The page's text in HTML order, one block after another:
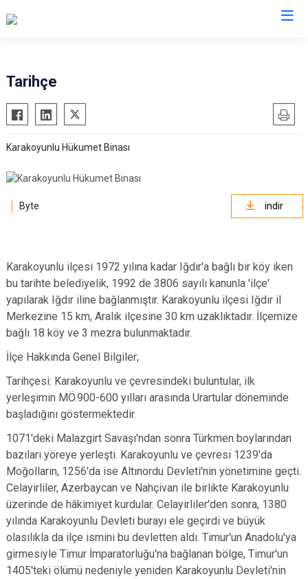
Aralık
Karakoyunlu
Tuzluca
Merkez
Tarihçe
Karakoyunlu Hükumet Binası
Byte indir
Karakoyunlu ilçesi 1972 yılına kadar Iğdır'a bağlı bir köy iken
bu tarihte belediyelik, 1992 de 3806 sayılı kanunla 'ilçe'
yapılarak Iğdır iline bağlanmıştır. Karakoyunlu ilçesi Iğdır il
Merkezine 15 km, Aralık ilçesine 30 km uzaklıktadır. İlçemize
bağlı 18 köy ve 3 mezra bulunmaktadır.
İlçe Hakkında Genel Bilgiler;
Tarihçesi: Karakoyunlu ve çevresindeki buluntular, ilk
yerleşimin MÖ.900-600 yılları arasında Urartular döneminde
başladığını göstermektedir.
1071'deki Malazgirt Savaşı'ndan sonra Türkmen boylarından
bazıları yöreye yerleşti. Karakoyunlu ve çevresi 1239'da
Moğolların, 1256'da ise Altınordu Devleti'nin yönetimine geçti.
Celayirliler, Azerbaycan ve Nahçivan ile birlikte Karakoyunlu
üzerinde de hâkimiyet kurdular. Celayirliler'den sonra, 1380
yılında Karakoyunlu Devleti burayı ele geçirdi ve büyük
olasılıkla da ilçe ismini bu devletten aldı. Timur'un Anadolu'ya
girmesiyle Timur İmparatorluğu'na bağlanan bölge, Timur'un
1405'teki ölümü nedeniyle yeniden Karakoyunlu Devleti'nin